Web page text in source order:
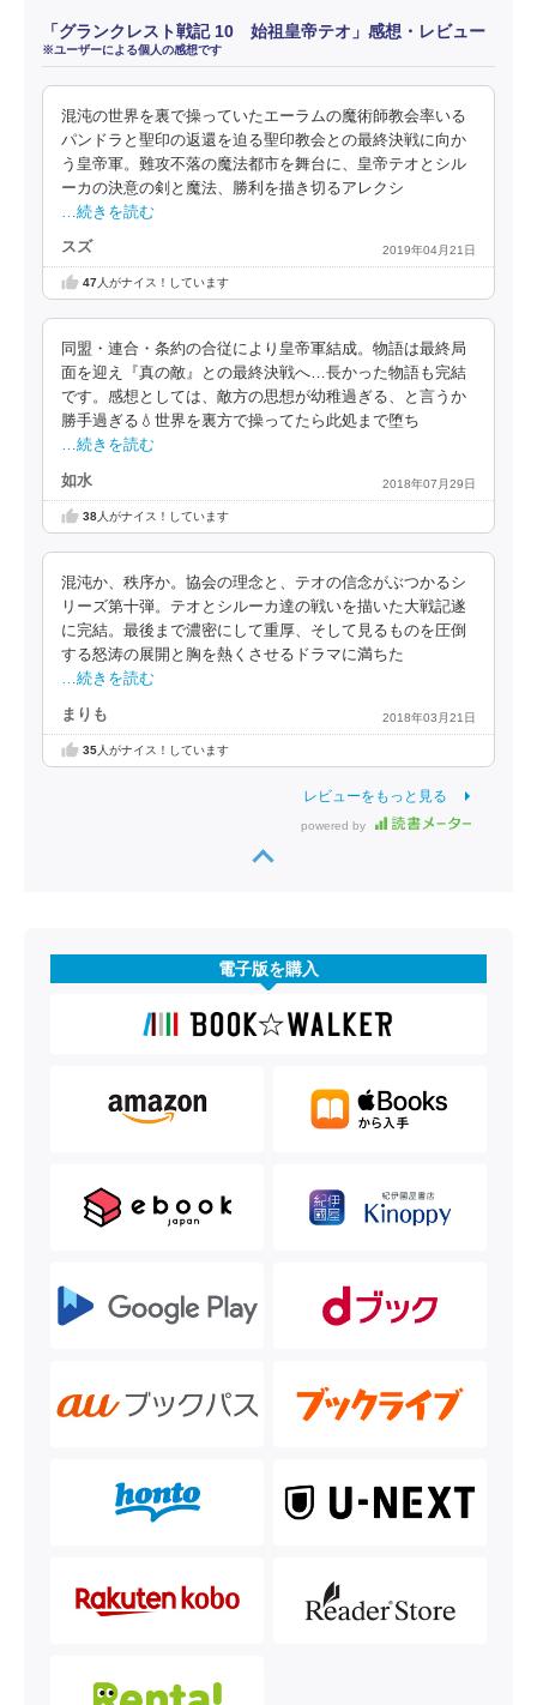
「グランクレスト戦記 10 始祖皇帝テオ」感想・レビュー
※ユーザーによる個人の感想です
混沌の世界を裏で操っていたエーラムの魔術師教会率いる
パンドラと聖印の返還を迫る聖印教会との最終決戦に向か
う皇帝軍。難攻不落の魔法都市を舞台に、皇帝テオとシル
ーカの決意の剣と魔法、勝利を描き切るアレクシ
…続きを読む
スズ 2019年04月21日
47人がナイス！しています
同盟・連合・条約の合従により皇帝軍結成。物語は最終局
面を迎え『真の敵』との最終決戦へ…長かった物語も完結
です。感想としては、敵方の思想が幼稚過ぎる、と言うか
勝手過ぎる💧世界を裏方で操ってたら此処まで堕ち
…続きを読む
如水 2018年07月29日
38人がナイス！しています
混沌か、秩序か。協会の理念と、テオの信念がぶつかるシ
リーズ第十弾。テオとシルーカ達の戦いを描いた大戦記遂
に完結。最後まで濃密にして重厚、そして見るものを圧倒
する怒涛の展開と胸を熱くさせるドラマに満ちた
…続きを読む
まりも 2018年03月21日
35人がナイス！しています
レビューをもっと見る
powered by
電子版を購入